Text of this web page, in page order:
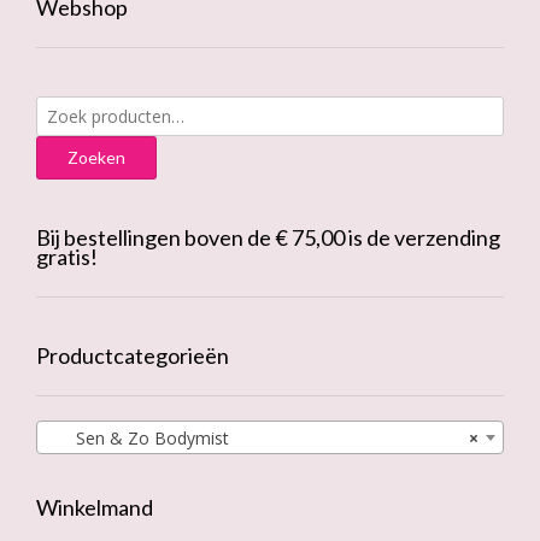
Webshop
Zoeken
naar:
Zoeken
Bij bestellingen boven de € 75,00 is de verzending
gratis!
Productcategorieën
×
Sen & Zo Bodymist
Winkelmand